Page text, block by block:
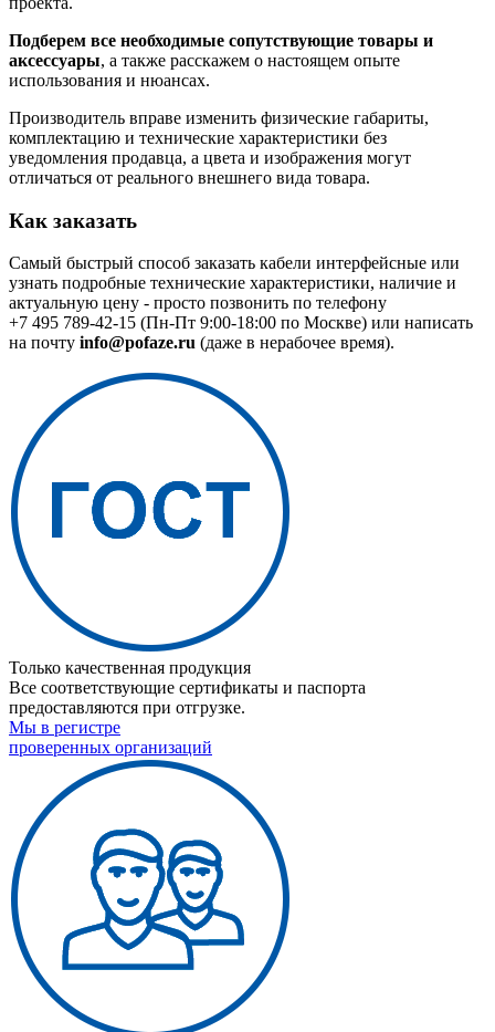
Подберем все необходимые сопутствующие товары и
аксессуары, а также расскажем о настоящем опыте
использования и нюансах.
Производитель вправе изменить физические габариты,
комплектацию и технические характеристики без
уведомления продавца, а цвета и изображения могут
отличаться от реального внешнего вида товара.
Как заказать
Самый быстрый способ заказать кабели интерфейсные или
узнать подробные технические характеристики, наличие и
актуальную цену - просто позвонить по телефону
+7 495 789-42-15 (Пн-Пт 9:00-18:00 по Москве) или написать
на почту info@pofaze.ru (даже в нерабочее время).
Только качественная продукция
Все соответствующие сертификаты и паспорта
предоставляются при отгрузке.
Мы в регистре
проверенных организаций